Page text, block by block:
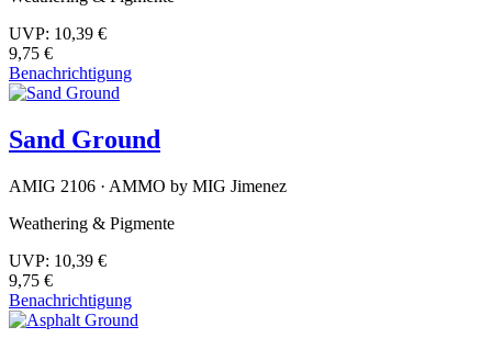
UVP: 10,39 €
9,75 €
Benachrichtigung
Sand Ground
AMIG 2106 · AMMO by MIG Jimenez
Weathering & Pigmente
UVP: 10,39 €
9,75 €
Benachrichtigung